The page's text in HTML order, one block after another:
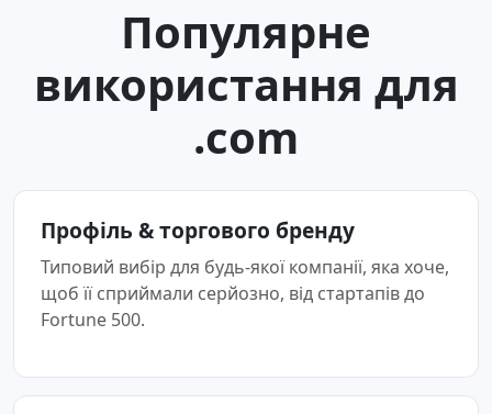
Популярне
використання для
.com
Профіль & торгового бренду
Типовий вибір для будь-якої компанії, яка хоче,
щоб її сприймали серйозно, від стартапів до
Fortune 500.